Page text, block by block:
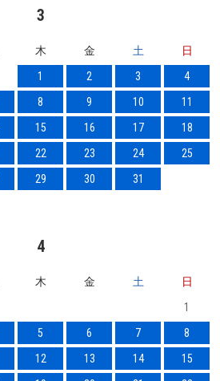
3
木 金 土
日
1
2 3
4
8 9 10
11
15 16 17
18
22 23 24
25
29 30 31
4
木 金 土
日
1
5 6 7
8
12 13 14
15